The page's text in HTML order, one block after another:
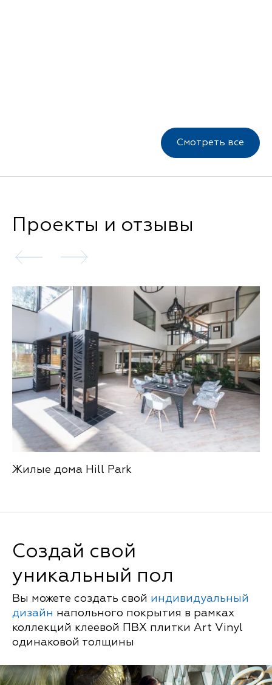
Смотреть все
Проекты и отзывы
Жилые дома Hill Park
Создай свой
уникальный пол
Вы можете создать свой индивидуальный
дизайн напольного покрытия в рамках
коллекций клеевой ПВХ плитки Art Vinyl
одинаковой толщины